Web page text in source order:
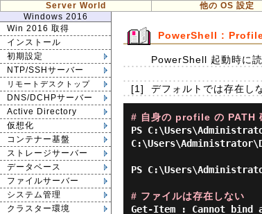
Server World 他の OS 設定
Windows 2016
Win 2016 取得
インストール
初期設定
NTP/SSHサーバー
リモートデスクトップ
DNS/DCHPサーバー
Active Directory
仮想化
コンテナー基盤
ストレージサーバー
データベース
ファイルサーバー
システム管理
クラスター環境
PowerShell : Profile
PowerShell 起動時に
[1] デフォルトでは存在し
# 自身の profile の PATH
PS
PS
# ファイルは存在しない
Get-Item : Cannot